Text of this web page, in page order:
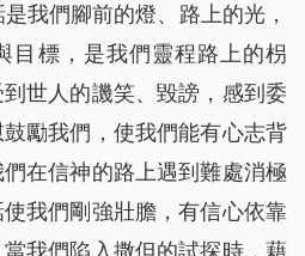
我們腳前的燈、路上的光，
目標，是我們靈程路上的枴
世人的譏笑、毀謗，感到委
勵我們，使我們能有心志背
在信神的路上遇到難處消極
我們剛強壯膽，有信心依靠
我們陷入撒但的試探時，藉